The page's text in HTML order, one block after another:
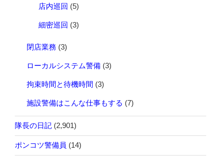
店内巡回 (5)
細密巡回 (3)
閉店業務 (3)
ローカルシステム警備 (3)
拘束時間と待機時間 (3)
施設警備はこんな仕事もする (7)
隊長の日記 (2,901)
ポンコツ警備員 (14)